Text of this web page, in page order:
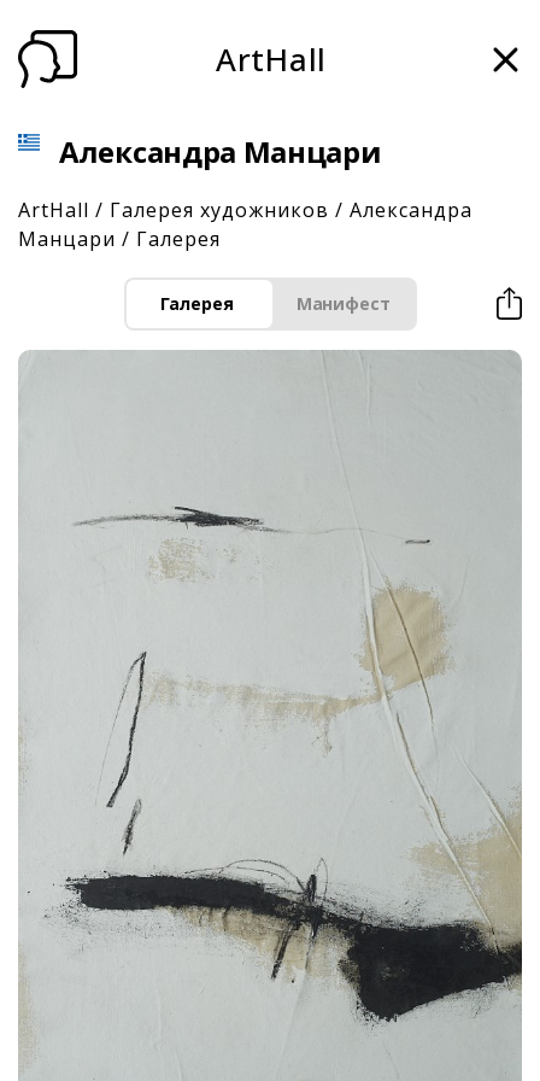
ArtHall
Александра Манцари
ArtHall / Галерея художников / Александра
Манцари / Галерея
Галерея Манифест